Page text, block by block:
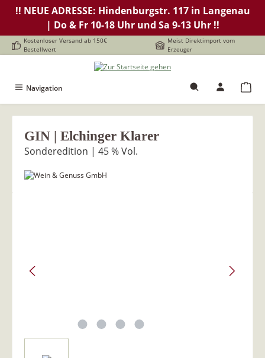
springen
!! NEUE ADRESSE: Hindenburgstr. 117 in Langenau
| Do & Fr 10-18 Uhr und Sa 9-13 Uhr !!
Kostenloser Versand ab 150€
Bestellwert
Meist Direktimport vom
Erzeuger
Navigation
GIN | Elchinger Klarer
Sonderedition | 45 % Vol.